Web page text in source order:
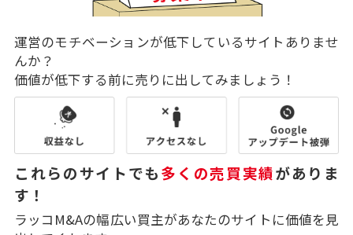
運営のモチベーションが低下しているサイトありませ
んか？
価値が低下する前に売りに出してみましょう！
これらのサイトでも多くの売買実績がありま
す！
ラッコM&Aの幅広い買主があなたのサイトに価値を見